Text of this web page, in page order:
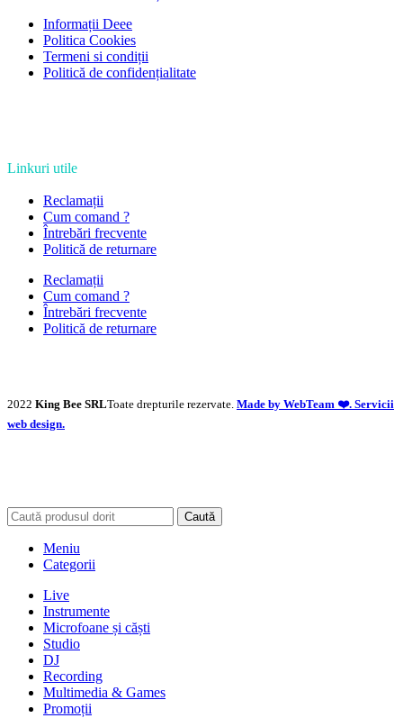
Informații Deee
Politica Cookies
Termeni si condiții
Politică de confidențialitate
Linkuri utile
Reclamații
Cum comand ?
Întrebări frecvente
Politică de returnare
Reclamații
Cum comand ?
Întrebări frecvente
Politică de returnare
2022 King Bee SRLToate drepturile rezervate. Made by WebTeam ❤️. Servicii
web design.
Caută
Meniu
Categorii
Live
Instrumente
Microfoane și căști
Studio
DJ
Recording
Multimedia & Games
Promoții